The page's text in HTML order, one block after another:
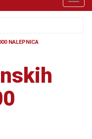
NALEPNICA